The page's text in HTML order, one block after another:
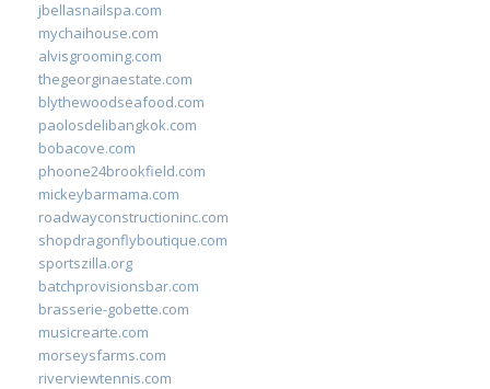
jbellasnailspa.com
mychaihouse.com
alvisgrooming.com
thegeorginaestate.com
blythewoodseafood.com
paolosdelibangkok.com
bobacove.com
phoone24brookfield.com
mickeybarmama.com
roadwayconstructioninc.com
shopdragonflyboutique.com
sportszilla.org
batchprovisionsbar.com
brasserie-gobette.com
musicrearte.com
morseysfarms.com
riverviewtennis.com